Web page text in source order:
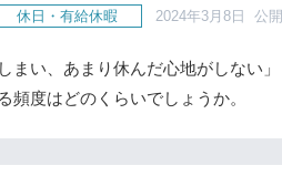
休日・有給休暇 2024年3月8日 公開
まい、あまり休んだ心地がしない」
頻度はどのくらいでしょうか。